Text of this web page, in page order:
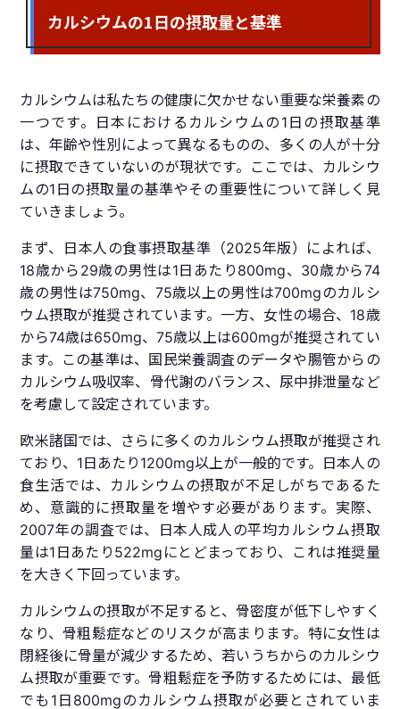
カルシウムの1日の摂取量と基準
カルシウムは私たちの健康に欠かせない重要な栄養素の
一つです。日本におけるカルシウムの1日の摂取基準
は、年齢や性別によって異なるものの、多くの人が十分
に摂取できていないのが現状です。ここでは、カルシウ
ムの1日の摂取量の基準やその重要性について詳しく見
ていきましょう。
まず、日本人の食事摂取基準（2025年版）によれば、
18歳から29歳の男性は1日あたり800mg、30歳から74
歳の男性は750mg、75歳以上の男性は700mgのカルシ
ウム摂取が推奨されています。一方、女性の場合、18歳
から74歳は650mg、75歳以上は600mgが推奨されてい
ます。この基準は、国民栄養調査のデータや腸管からの
カルシウム吸収率、骨代謝のバランス、尿中排泄量など
を考慮して設定されています。
欧米諸国では、さらに多くのカルシウム摂取が推奨され
ており、1日あたり1200mg以上が一般的です。日本人の
食生活では、カルシウムの摂取が不足しがちであるた
め、意識的に摂取量を増やす必要があります。実際、
2007年の調査では、日本人成人の平均カルシウム摂取
量は1日あたり522mgにとどまっており、これは推奨量
を大きく下回っています。
カルシウムの摂取が不足すると、骨密度が低下しやすく
なり、骨粗鬆症などのリスクが高まります。特に女性は
閉経後に骨量が減少するため、若いうちからのカルシウ
ム摂取が重要です。骨粗鬆症を予防するためには、最低
でも1日800mgのカルシウム摂取が必要とされていま